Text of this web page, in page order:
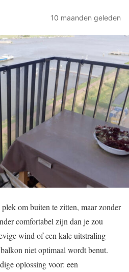
10 maanden geleden
om buiten te zitten, maar zonder
comfortabel zijn dan je zou
wind of een kale uitstraling
niet optimaal wordt benut.
oplossing voor: een